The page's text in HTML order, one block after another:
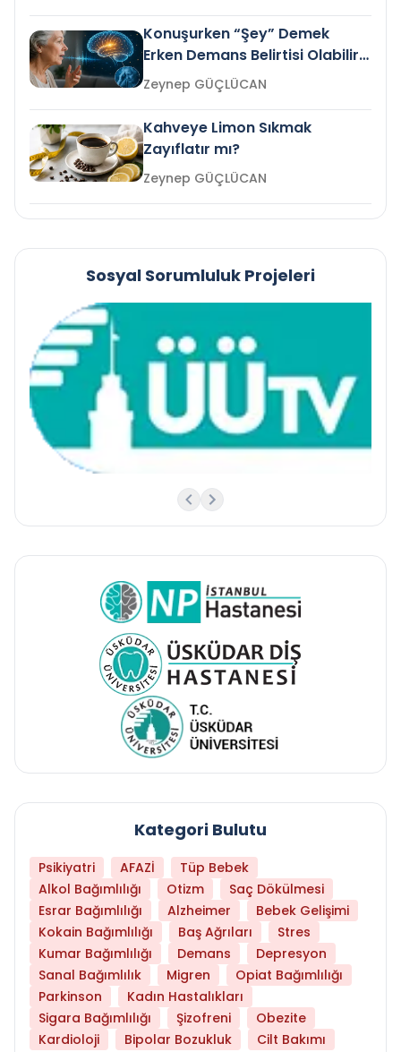
Konuşurken “Şey” Demek
Erken Demans Belirtisi Olabilir
mi?
Zeynep GÜÇLÜCAN
Kahveye Limon Sıkmak
Zayıflatır mı?
Zeynep GÜÇLÜCAN
Sosyal Sorumluluk Projeleri
Kategori Bulutu
Psikiyatri AFAZİ
Tüp Bebek
Alkol Bağımlılığı
Otizm
Saç Dökülmesi
Esrar Bağımlılığı
Alzheimer
Bebek Gelişimi
Kokain Bağımlılığı
Baş Ağrıları
Stres
Kumar Bağımlılığı
Demans
Depresyon
Sanal Bağımlılık
Migren
Opiat Bağımlılığı
Parkinson
Kadın Hastalıkları
Sigara Bağımlılığı
Şizofreni
Obezite
Kardioloji
Bipolar Bozukluk Cilt Bakımı